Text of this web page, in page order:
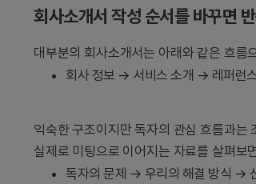
회사소개서 작성 순서를 바꾸면
대부분의 회사소개서는 아래와 같은 흐름
회사 정보 → 서비스 소개 → 레퍼런
익숙한 구조이지만 독자의 관심 흐름과는
실제로 미팅으로 이어지는 자료를 살펴보
독자의 문제 → 우리의 해결 방식 →